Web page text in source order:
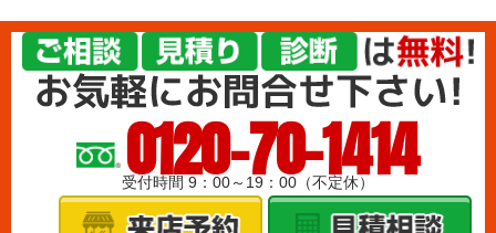
0120-70-1414
受付時間 9：00～19：00（不定休）